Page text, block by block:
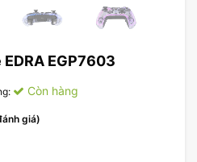
EGP7603
Còn hàng
giá)